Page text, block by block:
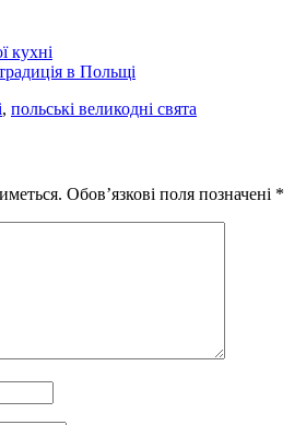
кухні
в Польщі
, польські великодні свята
Обов’язкові поля позначені *